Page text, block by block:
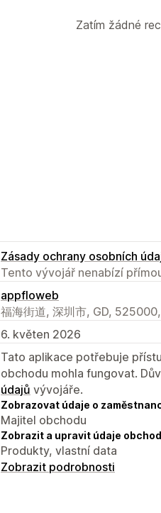
Zatím žádné
Zásady ochrany osobních
Tento vývojář nenabízí
appfloweb
福海街道, 深圳市, GD,
6. květen 2026
Tato aplikace potřebuje
obchodu mohla fungovat.
údajů vývojáře.
Zobrazovat údaje o
Majitel obchodu
Zobrazit a upravit údaje
Produkty, vlastní data
Zobrazit podrobnosti